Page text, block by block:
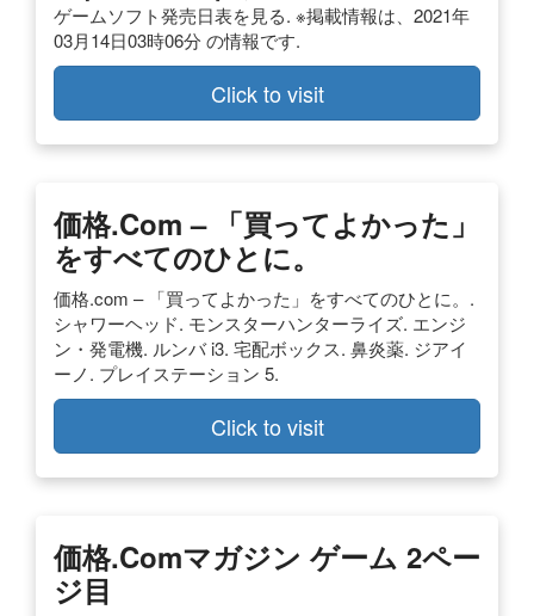
ゲームソフト発売日表を見る. ※掲載情報は、2021年
03月14日03時06分 の情報です.
Click to visit
価格.com – 「買ってよかった」
をすべてのひとに。
価格.com – 「買ってよかった」をすべてのひとに。.
シャワーヘッド. モンスターハンターライズ. エンジ
ン・発電機. ルンバ i3. 宅配ボックス. 鼻炎薬. ジアイ
ーノ. プレイステーション 5.
Click to visit
価格.comマガジン ゲーム 2ペー
ジ目